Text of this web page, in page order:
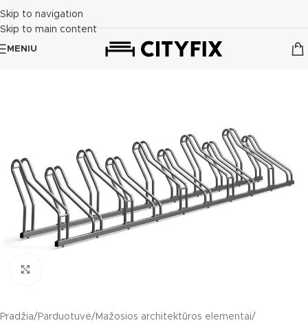
Skip to navigation
Skip to main content
MENIU
Pradžia/ Parduotuvė/ Mažosios architektūros elementai/